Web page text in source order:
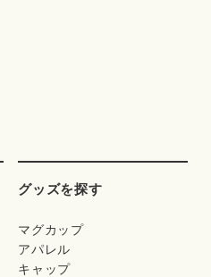
グッズを探す
マグカップ
アパレル
キャップ